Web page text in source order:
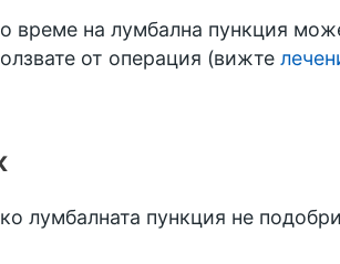
време на лумбална пункция
от операция (вижте
лумбалната пункция не